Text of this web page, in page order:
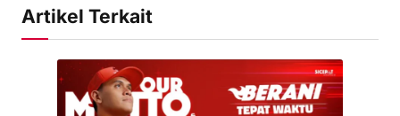
Artikel Terkait